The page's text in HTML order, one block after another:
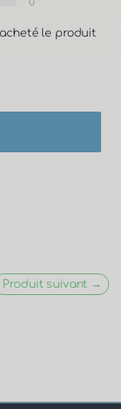
le produit
Produit suivant →